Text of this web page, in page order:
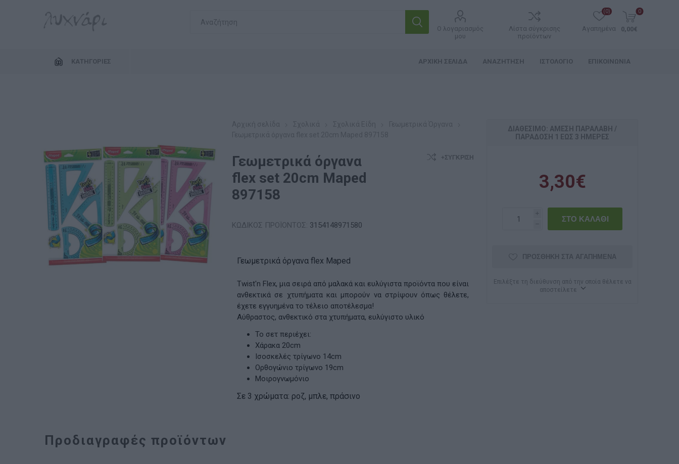
Ο λογαριασμός
μου
Λίστα σύγκρισης
προϊόντων
Αγαπημένα
(0) 0
0,00€
ΚΑΤΗΓΟΡΊΕΣ ΑΡΧΙΚΉ ΣΕΛΊΔΑ ΑΝΑΖΉΤΗΣΗ ΙΣΤΟΛΌΓΙΟ ΕΠΙΚΟΙΝΩΝΊΑ
Γεωμετρικά όργανα
flex set 20cm Maped
897158
+ΣΎΓΚΡΙΣΗ
ΚΩΔΙΚΟΣ ΠΡΟΪΟΝΤΟΣ: 3154148971580
Γεωμετρικά όργανα flex Maped
Twist'n Flex, μια σειρά από μαλακά και ευλύγιστα προϊόντα που είναι
ανθεκτικά σε χτυπήματα και μπορούν να στρίψουν όπως θέλετε,
έχετε εγγυημένα το τέλειο αποτέλεσμα!
Αύθραστος, ανθεκτικό στα χτυπήματα, ευλύγιστο υλικό
Το σετ περιέχει:
Χάρακα 20cm
Ισοσκελές τρίγωνο 14cm
Ορθογώνιο τρίγωνο 19cm
Μοιρογνωμόνιο
Σε 3 χρώματα: ροζ, μπλε, πράσινο
ΔΙΑΘΈΣΙΜΟ: ΆΜΕΣΗ ΠΑΡΑΛΑΒΉ /
ΠΑΡΆΔOΣΗ 1 ΈΩΣ 3 ΗΜΈΡΕΣ
3,30€
i
h
ΠΡΟΣΘΉΚΗ ΣΤΑ ΑΓΑΠΗΜΈΝΑ
Επιλέξτε τη διεύθυνση από την οποία θέλετε να
αποστείλετε
Προδιαγραφές προϊόντων